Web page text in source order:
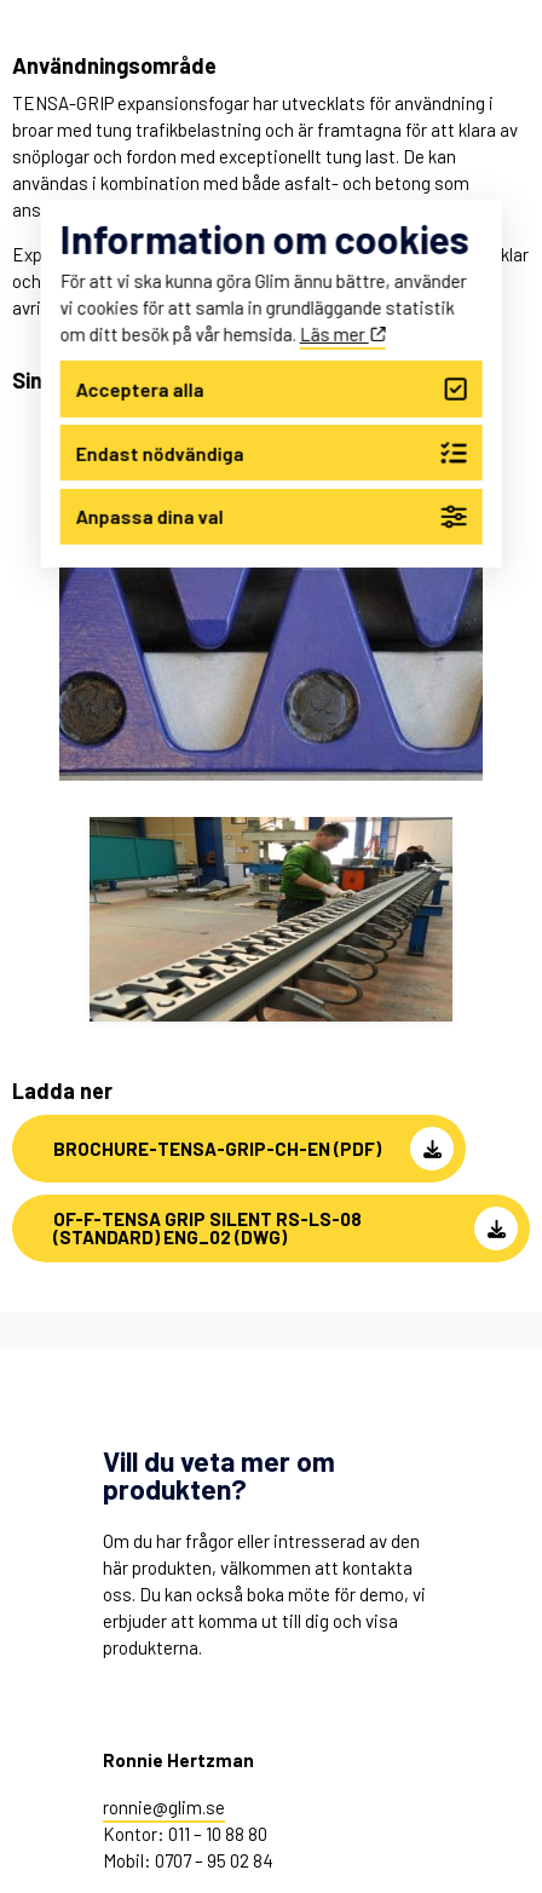
Användningsområde
TENSA-GRIP expansionsfogar har utvecklats för användning i
broar med tung trafikbelastning och är framtagna för att klara av
snöplogar och fordon med exceptionellt tung last. De kan
användas i kombination med både asfalt- och betong som
anslutande slityta.
Expansionsfogen tillverkas helt enligt önskemål med mått, vinklar
och önskad avslutningsdetalj som exempelvis uppvik eller
avrinningsdetalj.
Sinusplåt - utbytbara
Ladda ner
BROCHURE-TENSA-GRIP-CH-EN (PDF)
OF-F-TENSA GRIP SILENT RS-LS-08
(STANDARD) ENG_02 (DWG)
Vill du veta mer om
produkten?
Om du har frågor eller intresserad av den
här produkten, välkommen att kontakta
oss. Du kan också boka möte för demo, vi
erbjuder att komma ut till dig och visa
produkterna.
Ronnie Hertzman
ronnie@glim.se
Kontor: 011 – 10 88 80
Mobil: 0707 – 95 02 84
Information om cookies
För att vi ska kunna göra Glim ännu bättre, använder
vi cookies för att samla in grundläggande statistik
om ditt besök på vår hemsida. Läs mer
Acceptera alla
Endast nödvändiga
Anpassa dina val